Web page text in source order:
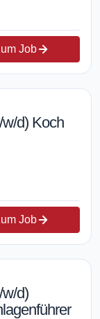
Job
d) Koch
Job
d)